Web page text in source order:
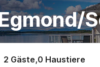
2 Gäste,0 Haustiere